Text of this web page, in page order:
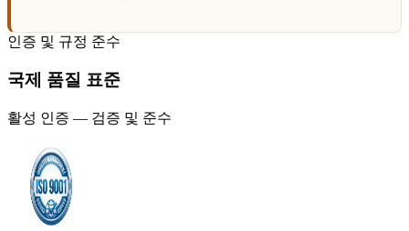
인증 및 규정 준수
국제 품질 표준
활성 인증 — 검증 및 준수